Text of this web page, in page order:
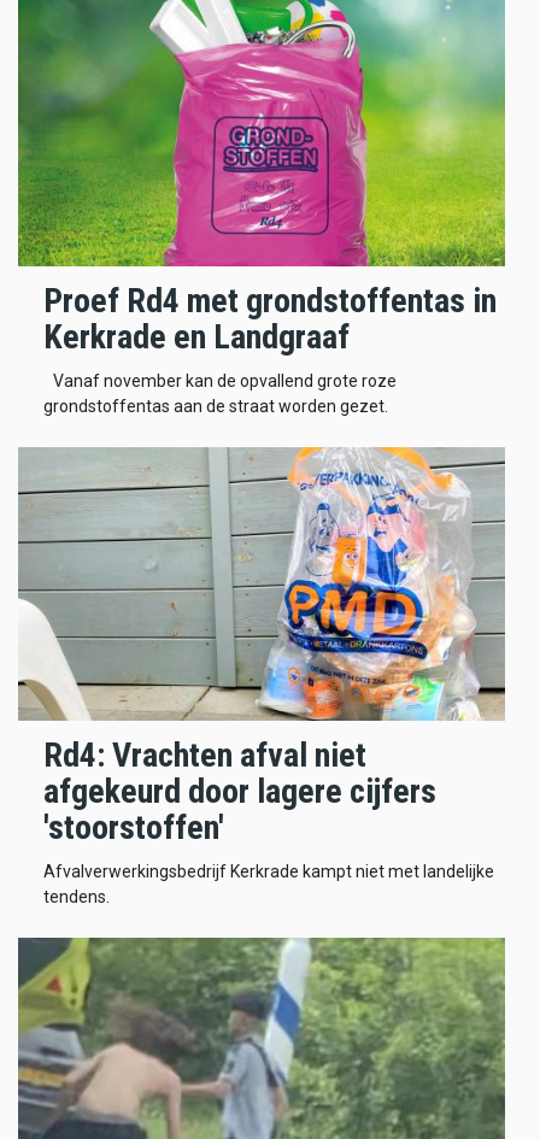
Proef Rd4 met grondstoffentas in
Kerkrade en Landgraaf
Vanaf november kan de opvallend grote roze
grondstoffentas aan de straat worden gezet.
Rd4: Vrachten afval niet
afgekeurd door lagere cijfers
'stoorstoffen'
Afvalverwerkingsbedrijf Kerkrade kampt niet met landelijke
tendens.